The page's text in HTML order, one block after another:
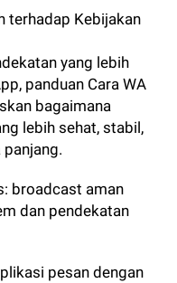
terhadap Kebijakan
yang lebih
panduan Cara WA
bagaimana
lebih sehat, stabil,
broadcast aman
dan pendekatan
pesan dengan